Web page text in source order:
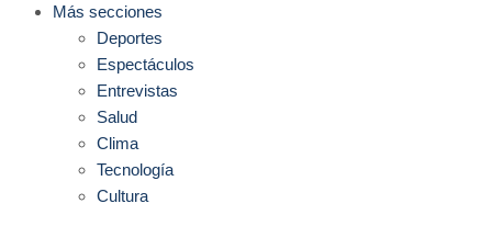
Más secciones
Deportes
Espectáculos
Entrevistas
Salud
Clima
Tecnología
Cultura